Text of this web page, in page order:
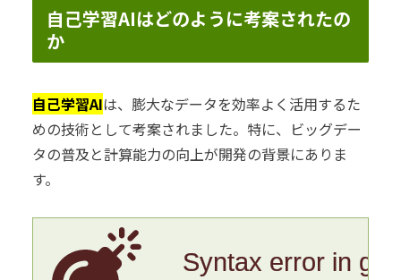
自己学習AIはどのように考案されたの
か
自己学習AIは、膨大なデータを効率よく活用するた
めの技術として考案されました。特に、ビッグデー
タの普及と計算能力の向上が開発の背景にありま
す。
Syntax error in